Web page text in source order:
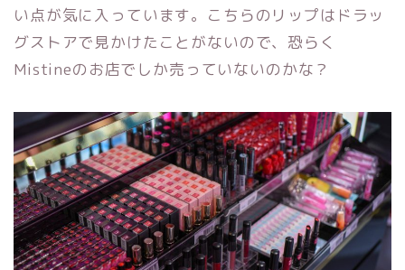
い点が気に入っています。こちらのリップはドラッ
グストアで見かけたことがないので、恐らく
Mistineのお店でしか売っていないのかな？